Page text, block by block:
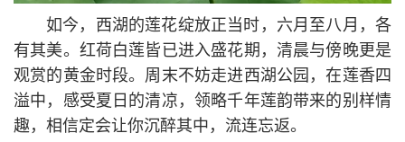
如今，西湖的莲花绽放正当时，六月至八月，各
有其美。红荷白莲皆已进入盛花期，清晨与傍晚更是
观赏的黄金时段。周末不妨走进西湖公园，在莲香四
溢中，感受夏日的清凉，领略千年莲韵带来的别样情
趣，相信定会让你沉醉其中，流连忘返。